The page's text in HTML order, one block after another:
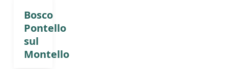
Bosco
Pontello
sul
Montello